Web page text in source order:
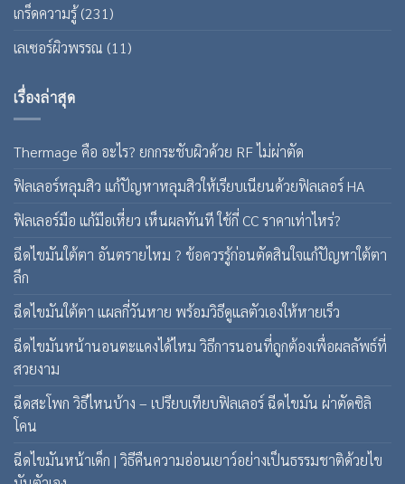
เกร็ดความรู้(231)
เลเซอร์ผิวพรรณ (11)
เรื่องล่าสุด
Thermage คือ อะไร? ยกกระชับผิวด้วย RF ไม่ผ่าตัด
ฟิลเลอร์หลุมสิว แก้ปัญหาหลุมสิวให้เรียบเนียนด้วยฟิลเลอร์ HA
ฟิลเลอร์มือ แก้มือเหี่ยว เห็นผลทันที ใช้กี่ CC ราคาเท่าไหร่?
ฉีดไขมันใต้ตา อันตรายไหม ? ข้อควรรู้ก่อนตัดสินใจแก้ปัญหาใต้ตา
ลึก
ฉีดไขมันใต้ตา แผลกี่วันหาย พร้อมวิธีดูแลตัวเองให้หายเร็ว
ฉีดไขมันหน้านอนตะแคงได้ไหม วิธีการนอนที่ถูกต้องเพื่อผลลัพธ์ที่
สวยงาม
ฉีดสะโพก วิธีไหนบ้าง – เปรียบเทียบฟิลเลอร์ ฉีดไขมัน ผ่าตัดซิลิ
โคน
ฉีดไขมันหน้าเด็ก | วิธีคืนความอ่อนเยาว์อย่างเป็นธรรมชาติด้วยไข